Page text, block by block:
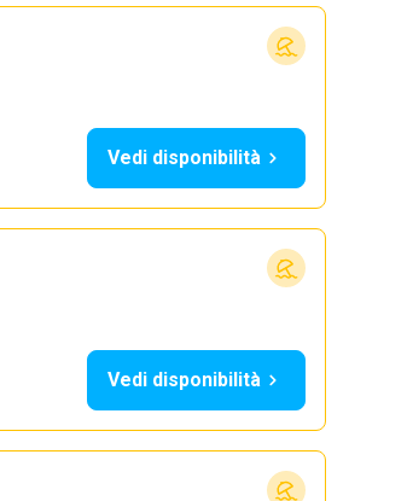
Vedi disponibilità
Vedi disponibilità